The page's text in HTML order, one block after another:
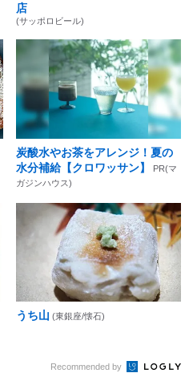
店
(サッポロビール)
炭酸水やお茶をアレンジ！夏の
水分補給【クロワッサン】
PR(マ
ガジンハウス)
うち山 (東銀座/懐石)
Recommended by